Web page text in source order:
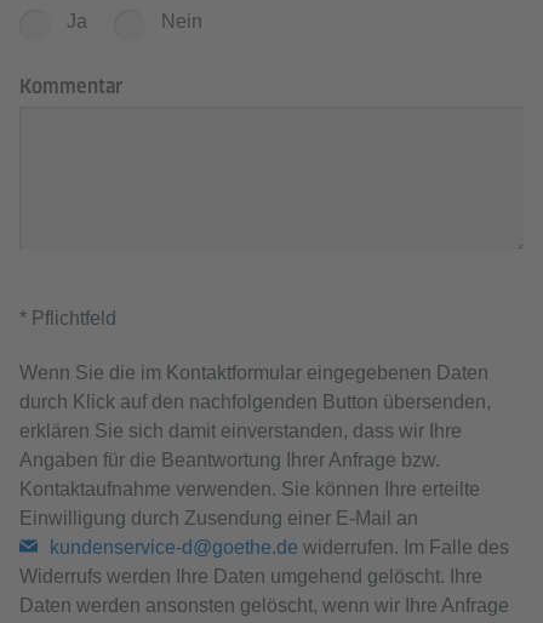
Ja Nein
Kommentar
* Pflichtfeld
Wenn Sie die im Kontaktformular eingegebenen Daten
durch Klick auf den nachfolgenden Button übersenden,
erklären Sie sich damit einverstanden, dass wir Ihre
Angaben für die Beantwortung Ihrer Anfrage bzw.
Kontaktaufnahme verwenden. Sie können Ihre erteilte
Einwilligung durch Zusendung einer E-Mail an
kundenservice-d@goethe.de widerrufen. Im Falle des
Widerrufs werden Ihre Daten umgehend gelöscht. Ihre
Daten werden ansonsten gelöscht, wenn wir Ihre Anfrage